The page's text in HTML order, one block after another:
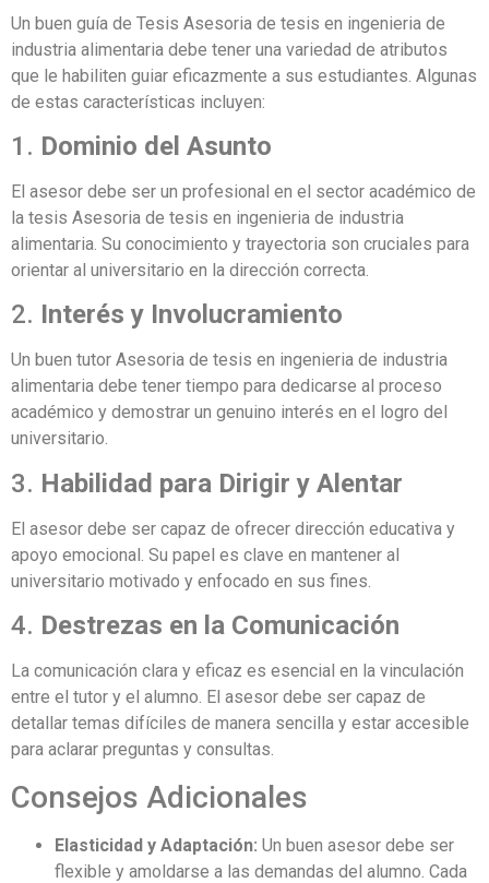
Un buen guía de Tesis Asesoria de tesis en ingenieria de
industria alimentaria debe tener una variedad de atributos
que le habiliten guiar eficazmente a sus estudiantes. Algunas
de estas características incluyen:
1. Dominio del Asunto
El asesor debe ser un profesional en el sector académico de
la tesis Asesoria de tesis en ingenieria de industria
alimentaria. Su conocimiento y trayectoria son cruciales para
orientar al universitario en la dirección correcta.
2. Interés y Involucramiento
Un buen tutor Asesoria de tesis en ingenieria de industria
alimentaria debe tener tiempo para dedicarse al proceso
académico y demostrar un genuino interés en el logro del
universitario.
3. Habilidad para Dirigir y Alentar
El asesor debe ser capaz de ofrecer dirección educativa y
apoyo emocional. Su papel es clave en mantener al
universitario motivado y enfocado en sus fines.
4. Destrezas en la Comunicación
La comunicación clara y eficaz es esencial en la vinculación
entre el tutor y el alumno. El asesor debe ser capaz de
detallar temas difíciles de manera sencilla y estar accesible
para aclarar preguntas y consultas.
Consejos Adicionales
Elasticidad y Adaptación: Un buen asesor debe ser
flexible y amoldarse a las demandas del alumno. Cada